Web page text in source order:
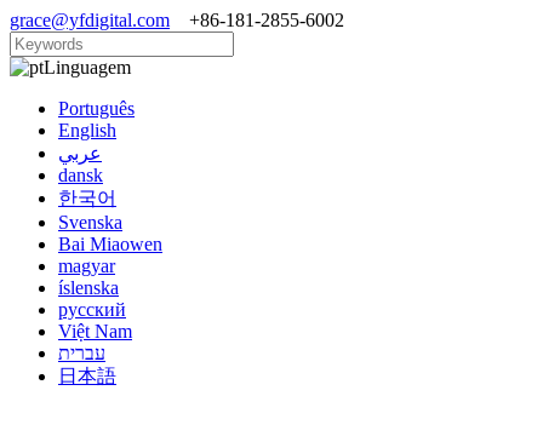
grace@yfdigital.com +86-181-2855-6002
Linguagem
Português
English
عربي
dansk
한국어
Svenska
Bai Miaowen
magyar
íslenska
русский
Việt Nam
עברית
日本語